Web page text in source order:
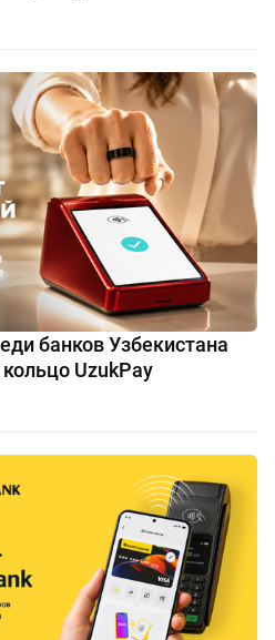
банков Узбекистана
UzukPay